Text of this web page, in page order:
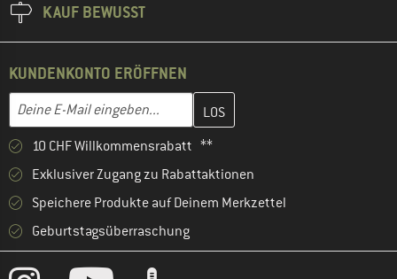
KAUF BEWUSST
KUNDENKONTO ERÖFFNEN
E-Mail-Adresse
Gib hier deine E-Mail-Adresse ein und erstelle im nächsten
10 CHF Willkommensrabatt **
Exklusiver Zugang zu Rabattaktionen
Speichere Produkte auf Deinem Merkzettel
Geburtstagsüberraschung